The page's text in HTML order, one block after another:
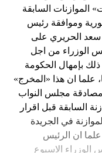
الموازنات السابقة
وموافقة رئيس
سعد الحريري على
الوزراء من اجل
بإمهال الحكومة
علما ان هذا «المخرج»
توجب مصادقة مجلس النواب
السابقة قبل اقرار
في الجريدة
علما ان الرئيس
الاسبوع